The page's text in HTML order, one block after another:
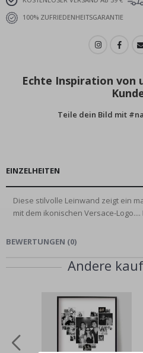
100% ZUFRIEDENHEITSGARANTIE
Echte Inspiration von
Teile dein Bild mit
EINZELHEITEN
Diese stilvolle Leinwand zeigt ein
mit dem ikonischen Versace-Logo....
BEWERTUNGEN (0)
Andere